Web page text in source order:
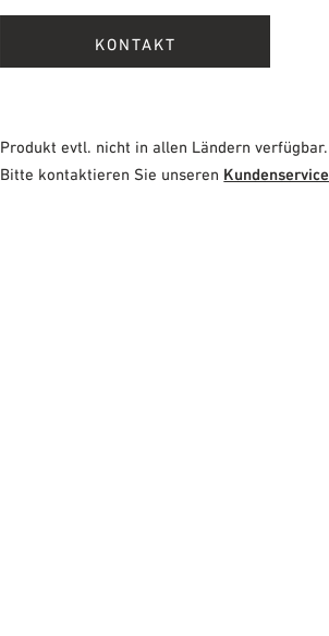
KONTAKT
Produkt evtl. nicht in allen Ländern verfügbar.
Bitte kontaktieren Sie unseren Kundenservice